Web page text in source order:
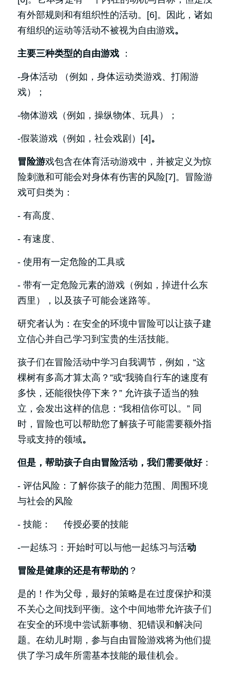
有外部规则和有组织性的活动。[6]。因此，诸如
有组织的运动等活动不被视为自由游戏。
主要三种类型的自由游戏 ：
-身体活动 （例如，身体运动类游戏、打闹游
戏）；
-物体游戏（例如，操纵物体、玩具）；
-假装游戏（例如，社会戏剧）[4]。
冒险游戏包含在体育活动游戏中，并被定义为惊
险刺激和可能会对身体有伤害的风险[7]。冒险游
戏可归类为：
- 有高度、
- 有速度、
- 使用有一定危险的工具或
- 带有一定危险元素的游戏（例如，掉进什么东
西里），以及孩子可能会迷路等。
研究者认为：在安全的环境中冒险可以让孩子建
立信心并自己学习到宝贵的生活技能。
孩子们在冒险活动中学习自我调节，例如，“这
棵树有多高才算太高？”或“我骑自行车的速度有
多快，还能很快停下来？” 允许孩子适当的独
立，会发出这样的信息：“我相信你可以。” 同
时，冒险也可以帮助您了解孩子可能需要额外指
导或支持的领域。
但是，帮助孩子自由冒险活动，我们需要做好：
- 评估风险：了解你孩子的能力范围、周围环境
与社会的风险
- 技能：     传授必要的技能
-一起练习：开始时可以与他一起练习与活动
冒险是健康的还是有帮助的 ？
是的！作为父母，最好的策略是在过度保护和漠
不关心之间找到平衡。这个中间地带允许孩子们
在安全的环境中尝试新事物、犯错误和解决问
题。在幼儿时期，参与自由冒险游戏将为他们提
供了学习成年所需基本技能的最佳机会。